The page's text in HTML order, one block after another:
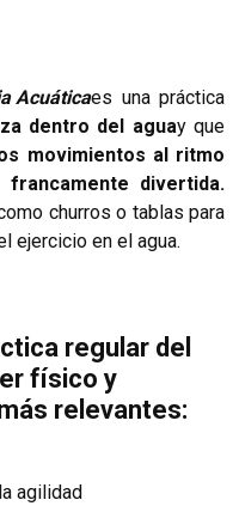
Acuáticaes una práctica
dentro del aguay que
movimientos al ritmo
divertida.
churros o tablas para
ejercicio en el agua.
regular del
físico y
relevantes:
agilidad